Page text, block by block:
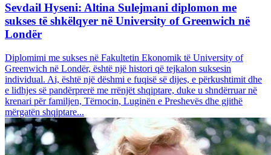
Sevdail Hyseni: Altina Sulejmani diplomon me
sukses të shkëlqyer në University of Greenwich në
Londër
Diplomimi me sukses në Fakultetin Ekonomik të University of
Greenwich në Londër, është një histori që tejkalon suksesin
individual. Ai, është një dëshmi e fuqisë së dijes, e përkushtimit dhe
e lidhjes së pandërprerë me rrënjët shqiptare, duke u shndërruar në
krenari për familjen, Tërnocin, Luginën e Preshevës dhe gjithë
mërgatën shqiptare...